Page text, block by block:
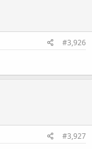
#3,926
#3,927